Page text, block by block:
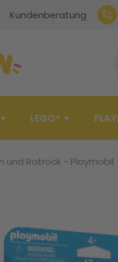
Kundenberatung
LEGO®
und Rotrock - Playmobil